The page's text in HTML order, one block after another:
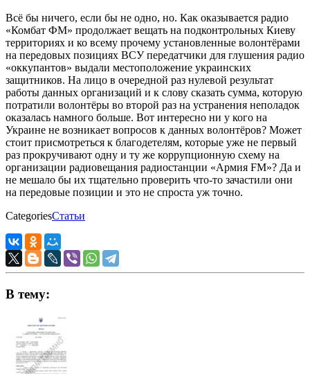
Всё бы ничего, если бы не одно, но. Как оказывается радио
«Комбат ФМ» продолжает вещать на подконтрольных Киеву
территориях и ко всему прочему установленные волонтёрами
на передовых позициях ВСУ передатчики для глушения радио
«оккупантов» выдали местоположение украинских
защитников. На лицо в очередной раз нулевой результат
работы данных организаций и к слову сказать сумма, которую
потратили волонтёры во второй раз на устранения неполадок
оказалась намного больше. Вот интересно ни у кого на
Украине не возникает вопросов к данных волонтёров? Может
стоит присмотреться к благодетелям, которые уже не первый
раз прокручивают одну и ту же коррупционную схему на
организации радиовещания радиостанции «Армия FM»? Да и
не мешало бы их тщательно проверить что-то зачастили они
на передовые позиции и это не спроста уж точно.
CategoriesСтатьи
В тему: